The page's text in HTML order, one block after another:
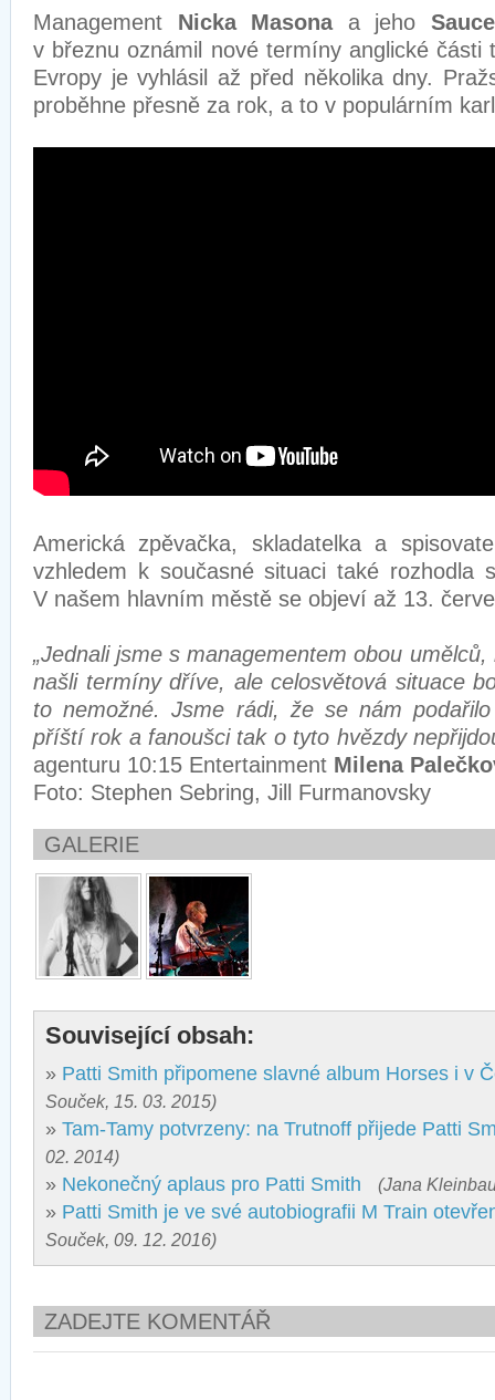
Management Nicka Masonaa jeho
v březnu oznámil nové termíny anglické části
Evropy je vyhlásil až před několika dny.
proběhne přesně za rok, a to v populárním
Americká zpěvačka, skladatelka a
vzhledem k současné situaci také rozhodla
V našem hlavním městě se objeví až 13.
„Jednali jsme s managementem obou
našli termíny dříve, ale celosvětová situace
to nemožné. Jsme rádi, že se nám
příští rok a fanoušci tak o tyto hvězdy
agenturu 10:15 Entertainment Milena
Foto: Stephen Sebring, Jill Furmanovsky
GALERIE
Související obsah:
» Patti Smith připomene slavné album Horses i v
Souček, 15. 03. 2015)
» Tam-Tamy potvrzeny: na Trutnoff přijede Patti
02. 2014)
» Nekonečný aplaus pro Patti Smith (Jana
» Patti Smith je ve své autobiografii M Train
Souček, 09. 12. 2016)
ZADEJTE KOMENTÁŘ